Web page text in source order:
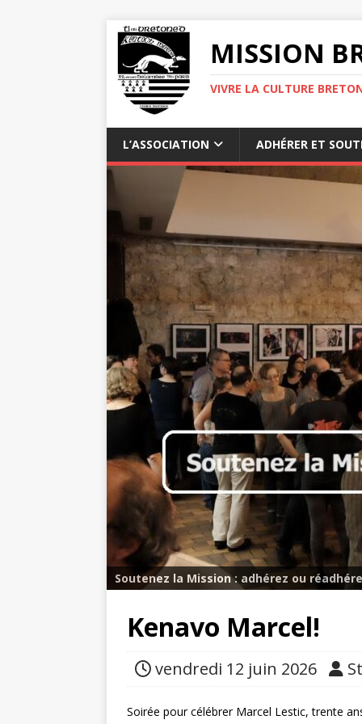
MISSION
VIVRE LA CULTURE
L’ASSOCIATION ADHÉRER ET
Soutenez la Mission : adhérez ou
Kenavo Marcel!
vendredi 12 juin 2026
Soirée pour célébrer Marcel Lestic, trente